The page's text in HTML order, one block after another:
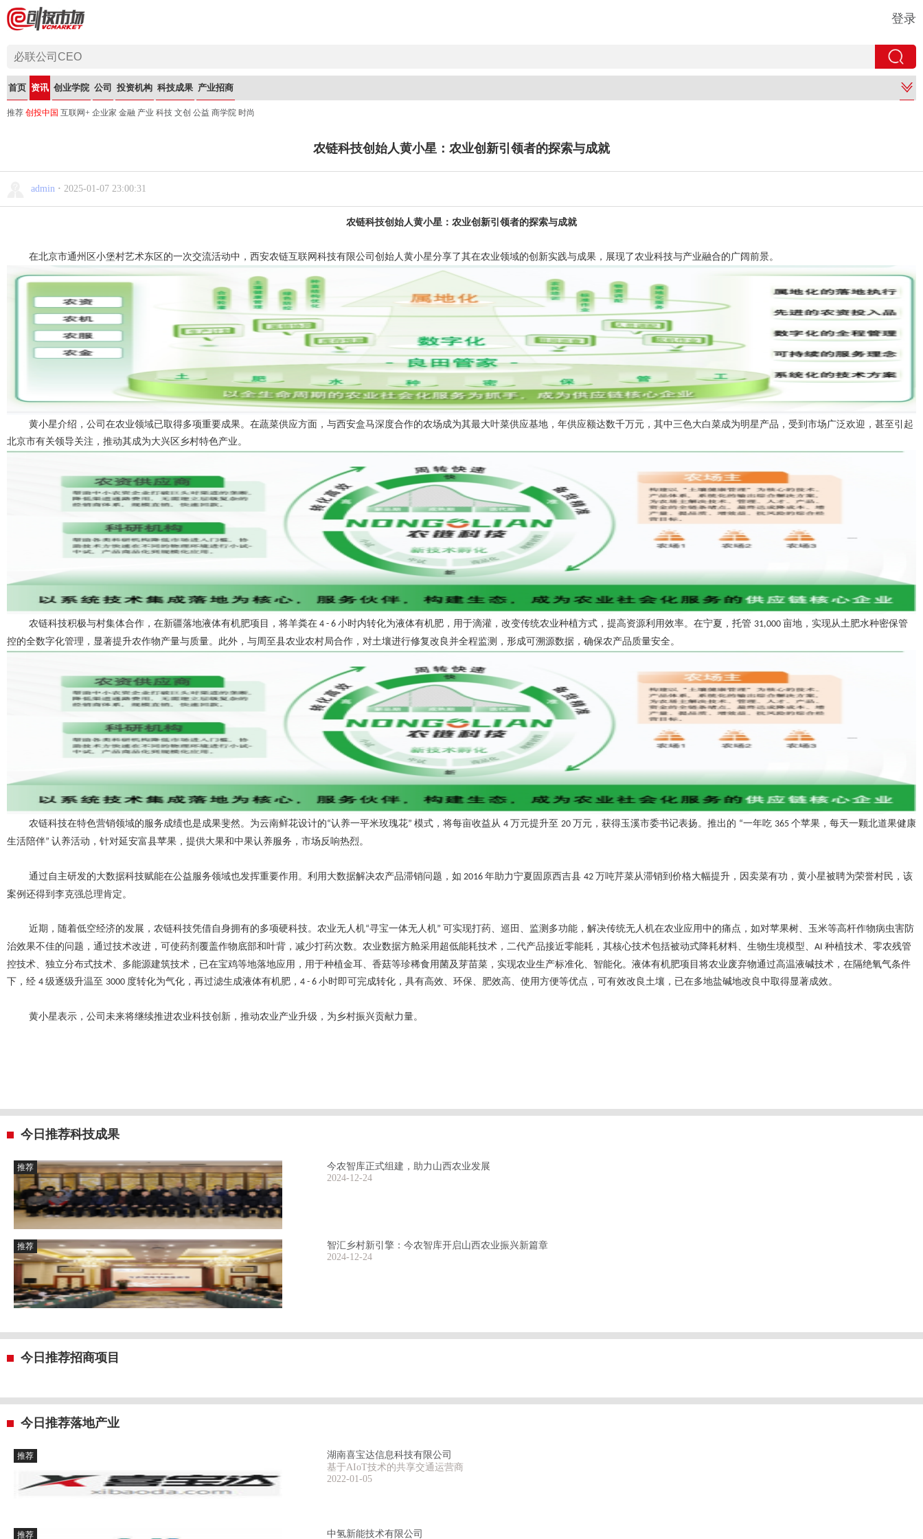
登录
首页 资讯 创业学院 公司 投资机构 科技成果 产业招商
推荐 创投中国 互联网+ 企业家 金融 产业 科技 文创 公益 商学院 时尚
农链科技创始人黄小星：农业创新引领者的探索与成就
admin · 2025-01-07 23:00:31
农链科技创始人黄小星： 农业创新引领者的探索与成就
在北京市通州区小堡村艺术东区的一次交流活动中， 西安农链互联网科技有限公司 创始人黄小星分享了其在农业领域的创新实践与成果，展现了农业科技与产业融合的广阔前景。
黄小星介绍，公司在农业领域已取得多项重要成果。在蔬菜供应方面，与西安盒马深度合作的农场成为其最大叶菜供应基地，年供应额达数千万元，其中三色大白菜成为明星产品，受到市场广泛欢迎，甚至引起
北京市有关领导关注，推动其成为大兴区乡村特色产业。
农链科技积极与村集体合作，在新疆落地液体有机肥项目，将羊粪在 4 - 6 小时内转化为液体有机肥，用于滴灌，改变传统农业种植方式，提高资源利用效率。在宁夏，托管 31,000 亩地，实现从土肥水种密保管
控的全数字化管理，显著提升农作物产量与质量。此外，与周至县农业农村局合作，对土壤进行修复改良并全程监测，形成可溯源数据，确保农产品质量安全。
农链科技在特色营销领域的服务成绩也是成果斐然。为云南鲜花设计的“认养一平米玫瑰花” 模式，将每亩收益从 4 万元提升至 20 万元，获得玉溪市委书记表扬。推出的 “一年吃 365 个苹果，每天一颗北道果健康
生活陪伴” 认养活动，针对延安富县苹果，提供大果和中果认养服务，市场反响热烈。
通过自主研发的大数据科技赋能在公益服务领域也发挥重要作用。利用大数据解决农产品滞销问题，如 2016 年助力宁夏固原西吉县 42 万吨芹菜从滞销到价格大幅提升，因卖菜有功， 黄小星被聘为荣誉村民，该
案例还得到李克强总理肯定。
近期，随着低空经济的发展，农链科技凭借自身拥有的多项硬科技。农业无人机“寻宝一体无人机” 可实现打药、巡田、监测多功能，解决传统无人机在农业应用中的痛点，如对苹果树、玉米等高杆作物病虫害防
治效果不佳的问题，通过技术改进，可使药剂覆盖作物底部和叶背，减少打药次数。农业数据方舱采用超低能耗技术，二代产品接近零能耗，其核心技术包括被动式降耗材料、生物生境模型、 AI 种植技术、零农残管
控技术、独立分布式技术、多能源建筑技术，已在宝鸡等地落地应用，用于种植金耳、香菇等珍稀食用菌及芽苗菜，实现农业生产标准化、智能化。液体有机肥项目将农业废弃物通过高温液碱技术，在隔绝氧气条件
下，经 4 级逐级升温至 3000 度转化为气化，再过滤生成液体有机肥， 4 - 6 小时即可完成转化，具有高效、环保、肥效高、使用方便等优点，可有效改良土壤，已在多地盐碱地改良中取得显著成效。
黄小星表示，公司未来将继续推进农业科技创新，推动农业产业升级，为乡村振兴贡献力量。
今日推荐科技成果
推荐
今农智库正式组建，助力山西农业发展
2024-12-24
推荐
智汇乡村新引擎：今农智库开启山西农业振兴新篇章
2024-12-24
今日推荐招商项目
今日推荐落地产业
推荐
湖南喜宝达信息科技有限公司
基于AIoT技术的共享交通运营商
2022-01-05
推荐 中氢新能技术有限公司